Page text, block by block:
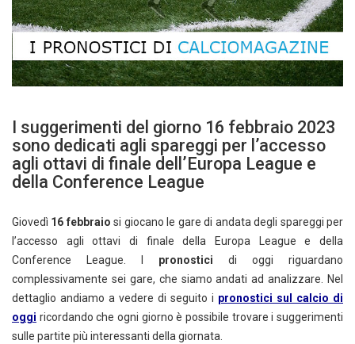
I suggerimenti del giorno 16 febbraio 2023
sono dedicati agli spareggi per l’accesso
agli ottavi di finale dell’Europa League e
della Conference League
Giovedì 16 febbraio si giocano le gare di andata degli spareggi per
l’accesso agli ottavi di finale della Europa League e della
Conference League. I pronostici di oggi riguardano
complessivamente sei gare, che siamo andati ad analizzare. Nel
dettaglio andiamo a vedere di seguito i pronostici sul calcio di
oggi ricordando che ogni giorno è possibile trovare i suggerimenti
sulle partite più interessanti della giornata.